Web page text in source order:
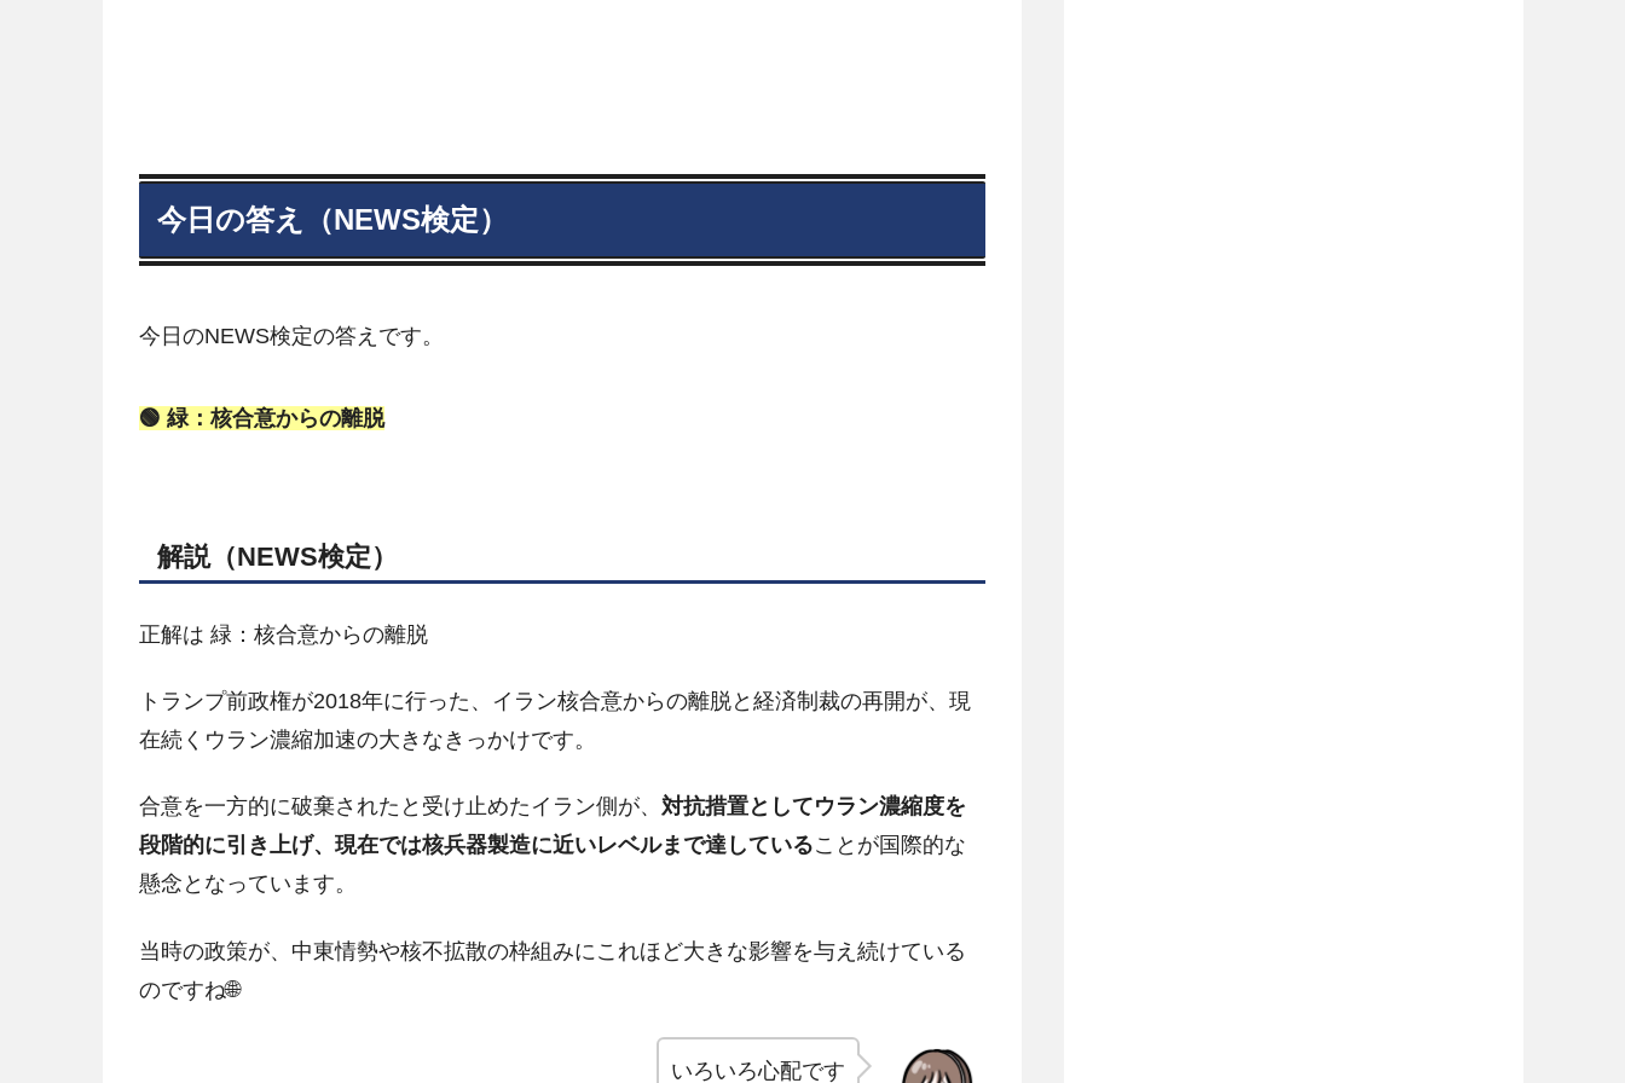
今日の答え（NEWS検定）
今日のNEWS検定の答えです。
🟢 緑：核合意からの離脱
解説（NEWS検定）
正解は 緑：核合意からの離脱
トランプ前政権が2018年に行った、イラン核合意からの離脱と経済制裁の再開が、現
在続くウラン濃縮加速の大きなきっかけです。
合意を一方的に破棄されたと受け止めたイラン側が、 対抗措置としてウラン濃縮度を
段階的に引き上げ、現在では核兵器製造に近いレベルまで達していることが国際的な
懸念となっています。
当時の政策が、中東情勢や核不拡散の枠組みにこれほど大きな影響を与え続けている
のですね🌐
いろいろ心配です